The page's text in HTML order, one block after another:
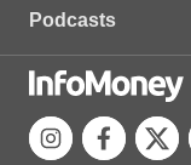
Podcasts